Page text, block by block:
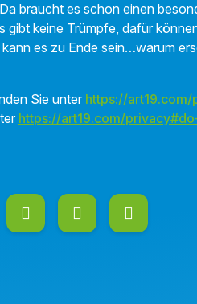
braucht es schon einen
keine Trümpfe, dafür
es zu Ende sein…warum
Sie unter https://art19.com/
https://art19.com/